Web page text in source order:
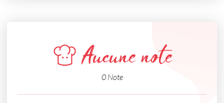
Aucune note
0 Note